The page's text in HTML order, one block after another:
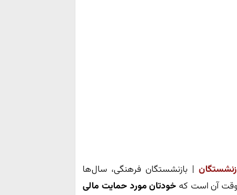
| بازنشستگان فرهنگی، سال‌ها
وقت آن است که خودتان مورد حمایت مالی